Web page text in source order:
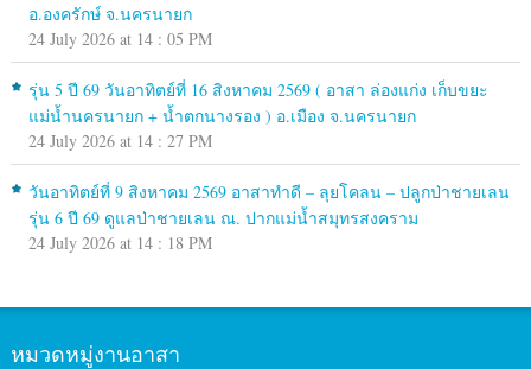
อ.องครักษ์ จ.นครนายก
24 July 2026 at 14 : 05 PM
รุ่น 5 ปี 69 วันอาทิตย์ที่ 16 สิงหาคม 2569 ( อาสา ล่องแก่ง เก็บขยะ
แม่น้ำนครนายก + น้ำตกนางรอง ) อ.เมือง จ.นครนายก
24 July 2026 at 14 : 27 PM
วันอาทิตย์ที่ 9 สิงหาคม 2569 อาสาทำดี – ลุยโคลน – ปลูกป่าชายเลน
รุ่น 6 ปี 69 ดูแลป่าชายเลน ณ. ปากแม่น้ำสมุทรสงคราม
24 July 2026 at 14 : 18 PM
หมวดหมู่งานอาสา